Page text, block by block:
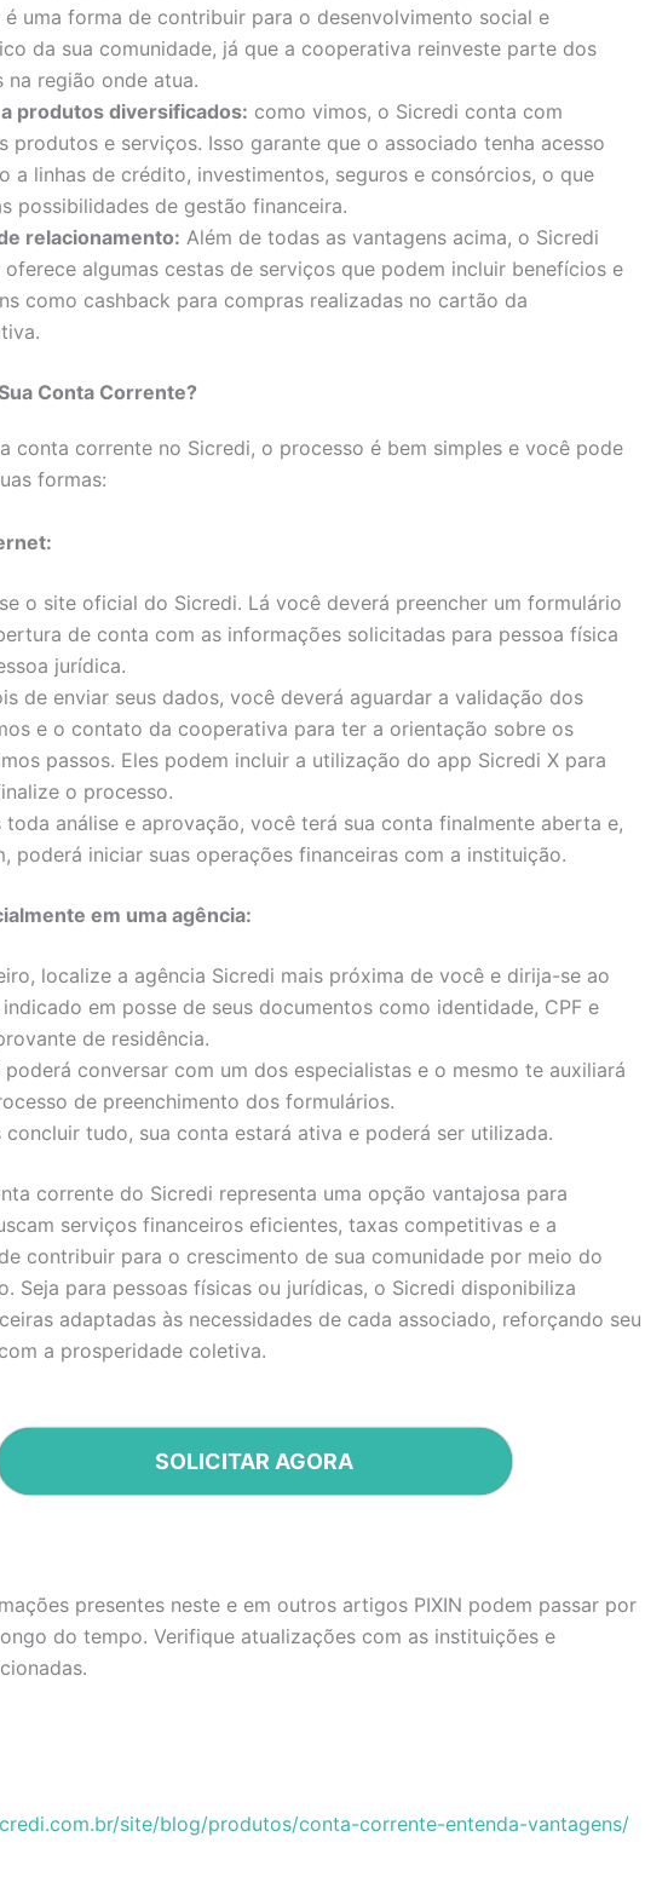
é uma forma de contribuir para o desenvolvimento social e
da sua comunidade, já que a cooperativa reinveste parte dos
na região onde atua.
produtos diversificados: como vimos, o Sicredi conta com
produtos e serviços. Isso garante que o associado tenha acesso
a linhas de crédito, investimentos, seguros e consórcios, o que
possibilidades de gestão financeira.
relacionamento: Além de todas as vantagens acima, o Sicredi
oferece algumas cestas de serviços que podem incluir benefícios e
como cashback para compras realizadas no cartão da
Conta Corrente?
conta corrente no Sicredi, o processo é bem simples e você pode
formas:
o site oficial do Sicredi. Lá você deverá preencher um formulário
de conta com as informações solicitadas para pessoa física
jurídica.
de enviar seus dados, você deverá aguardar a validação dos
e o contato da cooperativa para ter a orientação sobre os
passos. Eles podem incluir a utilização do app Sicredi X para
o processo.
toda análise e aprovação, você terá sua conta finalmente aberta e,
poderá iniciar suas operações financeiras com a instituição.
em uma agência:
localize a agência Sicredi mais próxima de você e dirija-se ao
em posse de seus documentos como identidade, CPF e
de residência.
poderá conversar com um dos especialistas e o mesmo te auxiliará
de preenchimento dos formulários.
concluir tudo, sua conta estará ativa e poderá ser utilizada.
corrente do Sicredi representa uma opção vantajosa para
serviços financeiros eficientes, taxas competitivas e a
contribuir para o crescimento de sua comunidade por meio do
Seja para pessoas físicas ou jurídicas, o Sicredi disponibiliza
adaptadas às necessidades de cada associado, reforçando seu
a prosperidade coletiva.
SOLICITAR AGORA
presentes neste e em outros artigos PIXIN podem passar por
do tempo. Verifique atualizações com as instituições e
site/blog/produtos/conta-corrente-entenda-vantagens/